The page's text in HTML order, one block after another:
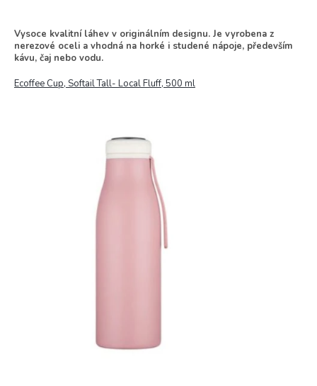
Vysoce kvalitní láhev v originálním designu. Je vyrobena z
nerezové oceli a vhodná na horké i studené nápoje, především
kávu, čaj nebo vodu.
Ecoffee Cup, Softail Tall- Local Fluff, 500 ml